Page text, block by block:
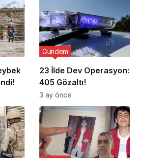
23 İlde Dev Operasyon:
405 Gözaltı!
Gündem
3 ay önce